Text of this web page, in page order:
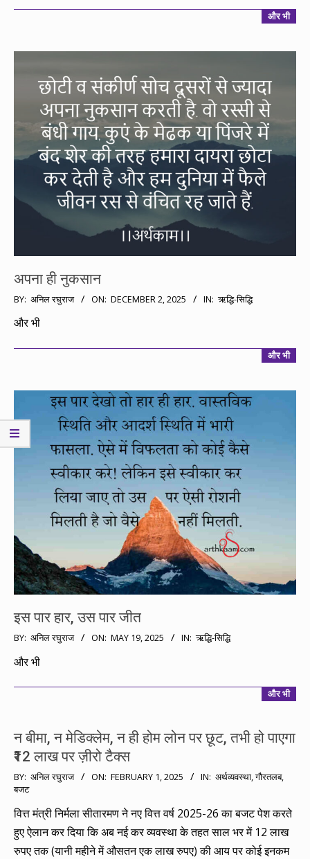
और भी
अपना ही नुकसान
2025-
12-
BY: अनिल रघुराज ON: DECEMBER 2, 2025 IN: ऋद्धि-सिद्धि
और भी
और भी
इस पार हार, उस पार जीत
2025-
05-
BY: अनिल रघुराज ON: MAY 19, 2025 IN: ऋद्धि-सिद्धि
और भी
और भी
न बीमा, न मेडिक्लेम, न ही होम लोन पर छूट, तभी हो पाएगा
₹12 लाख पर ज़ीरो टैक्स
2025-
02-
01
BY: अनिल रघुराज ON: FEBRUARY 1, 2025 IN: अर्थव्यवस्था,गौरतलब,
बजट
वित्त मंत्री निर्मला सीतारमण ने नए वित्त वर्ष 2025-26 का बजट पेश करते
हुए ऐलान कर दिया कि अब नई कर व्यवस्था के तहत साल भर में 12 लाख
रुपए तक (यानी महीने में औसतन एक लाख रुपए) की आय पर कोई इनकम